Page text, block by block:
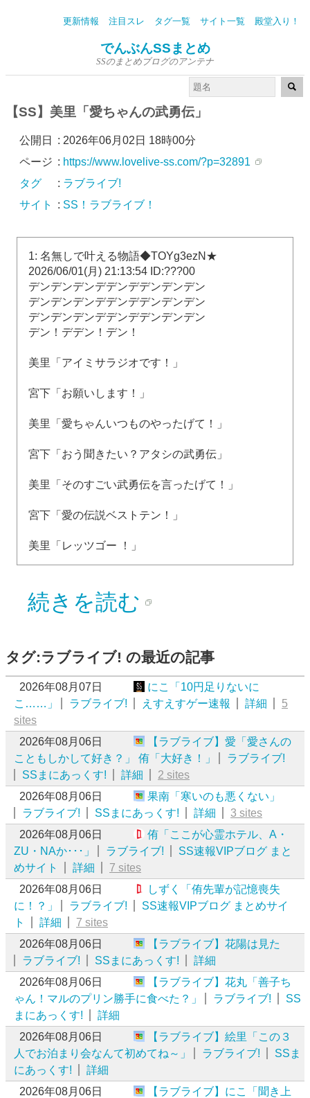
更新情報 注目スレ タグ一覧 サイト一覧 殿堂入り！
でんぶんSSまとめ
SSのまとめブログのアンテナ
【SS】美里「愛ちゃんの武勇伝」
公開日 : 2026年06月02日 18時00分
ページ : https://www.lovelive-ss.com/?p=32891
タグ
: ラブライブ!
サイト
: SS！ラブライブ！
1: 名無しで叶える物語◆TOYg3ezN★
2026/06/01(月) 21:13:54 ID:???00
デンデンデンデデンデデンデンデン
デンデンデンデデンデデンデンデン
デンデンデンデデンデデンデンデン
デン！デデン！デン！
美里「アイミサラジオです！」
宮下「お願いします！」
美里「愛ちゃんいつものやったげて！」
宮下「おう聞きたい？アタシの武勇伝」
美里「そのすごい武勇伝を言ったげて！」
宮下「愛の伝説ベストテン！」
美里「レッツゴー ！」
続きを読む
タグ:ラブライブ! の最近の記事
2026年08月07日
にこ「10円足りないに
こ……」
ラブライブ! えすえすゲー速報 詳細
5
sites
2026年08月06日
【ラブライブ】愛「愛さんの
こともしかして好き？」 侑「大好き！」
ラブライブ!
SSまにあっくす!
詳細
2 sites
2026年08月06日
果南「寒いのも悪くない」
ラブライブ!
SSまにあっくす! 詳細
3 sites
2026年08月06日
侑「ここが心霊ホテル、A・
ZU・NAか･･･」
ラブライブ!
SS速報VIPブログ まと
めサイト
詳細
7 sites
2026年08月06日
しずく「侑先輩が記憶喪失
に！？」
ラブライブ!
SS速報VIPブログ まとめサイ
ト
詳細
7 sites
2026年08月06日
【ラブライブ】花陽は見た
ラブライブ!
SSまにあっくす!
詳細
2026年08月06日
【ラブライブ】花丸「善子ち
ゃん！マルのプリン勝手に食べた？」
ラブライブ!
SS
まにあっくす!
詳細
2026年08月06日
【ラブライブ】絵里「この３
人でお泊まり会なんて初めてね～」
ラブライブ!
SSま
にあっくす!
詳細
2026年08月06日
【ラブライブ】にこ「聞き上